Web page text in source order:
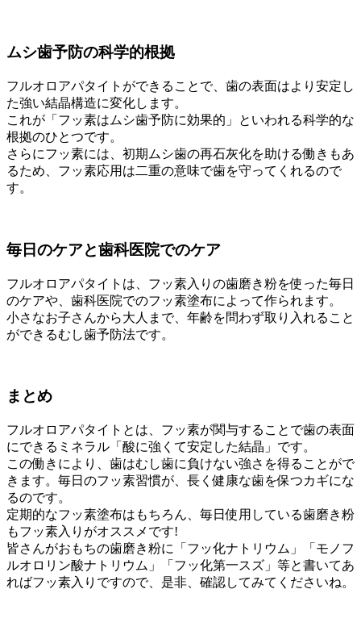
ムシ歯予防の科学的根拠
フルオロアパタイトができることで、歯の表面はより安定し
た強い結晶構造に変化します。
これが「フッ素はムシ歯予防に効果的」といわれる科学的な
根拠のひとつです。
さらにフッ素には、初期ムシ歯の再石灰化を助ける働きもあ
るため、フッ素応用は二重の意味で歯を守ってくれるので
す。
毎日のケアと歯科医院でのケア
フルオロアパタイトは、フッ素入りの歯磨き粉を使った毎日
のケアや、歯科医院でのフッ素塗布によって作られます。
小さなお子さんから大人まで、年齢を問わず取り入れること
ができるむし歯予防法です。
まとめ
フルオロアパタイトとは、フッ素が関与することで歯の表面
にできるミネラル「酸に強くて安定した結晶」です。
この働きにより、歯はむし歯に負けない強さを得ることがで
きます。毎日のフッ素習慣が、長く健康な歯を保つカギにな
るのです。
定期的なフッ素塗布はもちろん、毎日使用している歯磨き粉
もフッ素入りがオススメです!
皆さんがおもちの歯磨き粉に「フッ化ナトリウム」「モノフ
ルオロリン酸ナトリウム」「フッ化第一スズ」等と書いてあ
ればフッ素入りですので、是非、確認してみてくださいね。